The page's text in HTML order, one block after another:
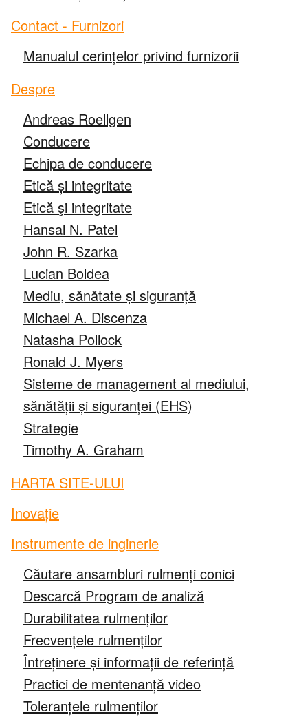
Lanțuri și spirale
Sisteme de transmisie și transmisie
Angrenaj de precizie
Mișcare liniară
Sisteme de lubrifiere și filtrare
Servicii si reparatii
Aerospațială și Apărare
Automatizare, Robotică și Mașini Industriale
Construcții
Generarea de energie și energia regenerabilă
Mancare si bautura
Marin
Contact - Furnizori
Manualul cerințelor privind furnizorii
Despre
Andreas Roellgen
Conducere
Echipa de conducere
Etică și integritate
Etică şi integritate
Hansal N. Patel
John R. Szarka
Lucian Boldea
Mediu, sănătate și siguranță
Michael A. Discenza
Natasha Pollock
Ronald J. Myers
Sisteme de management al mediului,
sănătății și siguranței (EHS)
Strategie
Timothy A. Graham
HARTA SITE-ULUI
Inovație
Instrumente de inginerie
Căutare ansambluri rulmenți conici
Descarcă Program de analiză
Durabilitatea rulmenților
Frecvențele rulmenților
Întreținere și informații de referință
Practici de mentenanță video
Toleranțele rulmenților